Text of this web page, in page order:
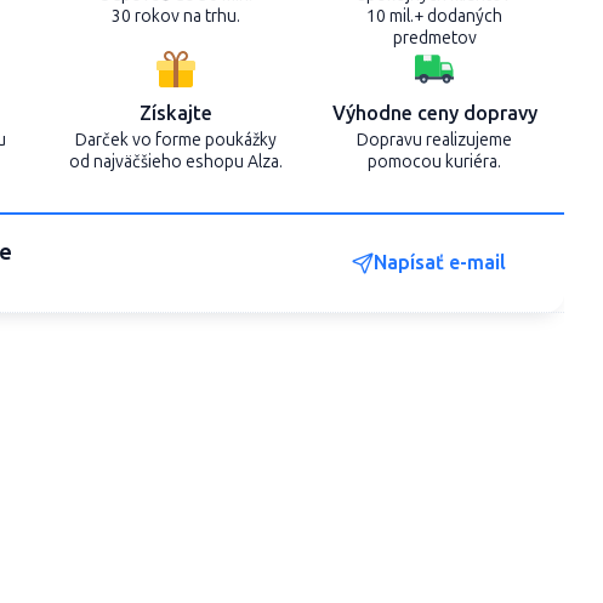
30 rokov na trhu.
10 mil.+ dodaných
predmetov
Získajte
Darček vo forme poukážky
od najväčšieho eshopu Alza.
Výhodne ceny dopravy
Dopravu realizujeme
pomocou kuriéra.
Napísať e-mail